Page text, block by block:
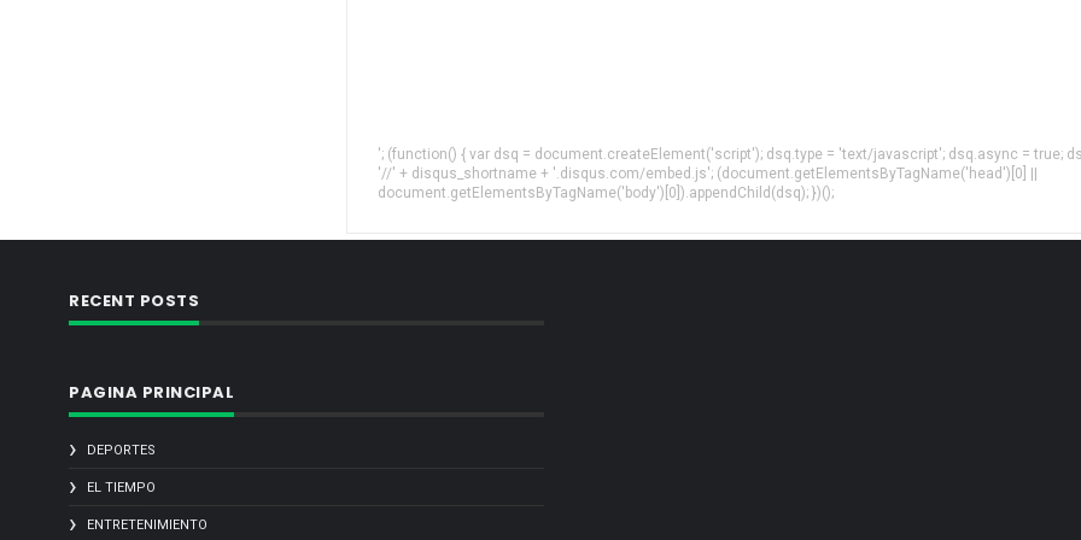
'; (function() { var dsq = document.createElement('script'); dsq.type = 'text/javascript'; dsq.async = true;
'//' + disqus_shortname + '.disqus.com/embed.js'; (document.getElementsByTagName('head')[0] ||
document.getElementsByTagName('body')[0]).appendChild(dsq); })();
RECENT POSTS
PAGINA PRINCIPAL
DEPORTES
EL TIEMPO
ENTRETENIMIENTO